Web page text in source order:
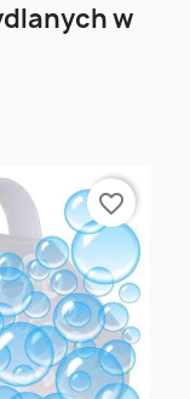
w
favorite_border